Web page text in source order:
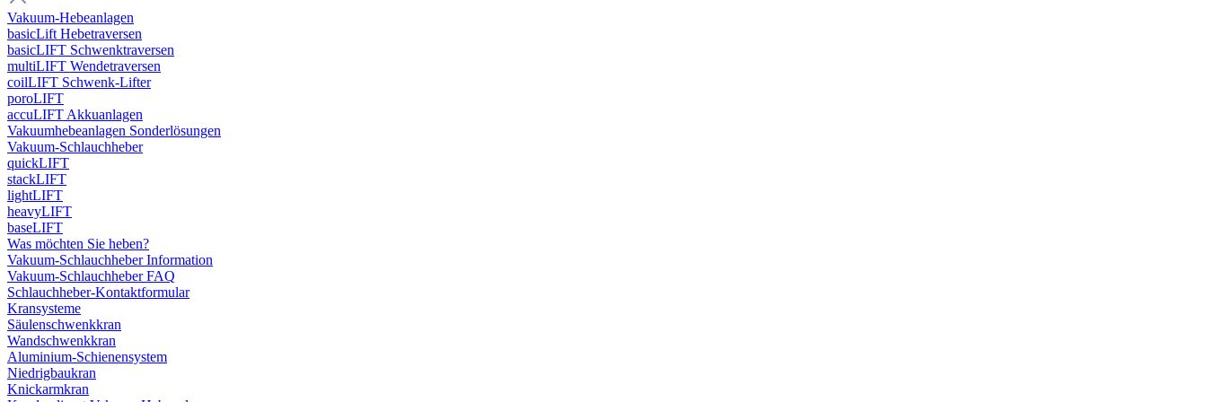
Vakuum-Hebeanlagen
basicLift Hebetraversen
basicLIFT Schwenktraversen
multiLIFT Wendetraversen
coilLIFT Schwenk-Lifter
poroLIFT
accuLIFT Akkuanlagen
Vakuumhebeanlagen Sonderlösungen
Vakuum-Schlauchheber
quickLIFT
stackLIFT
lightLIFT
heavyLIFT
baseLIFT
Was möchten Sie heben?
Vakuum-Schlauchheber Information
Vakuum-Schlauchheber FAQ
Schlauchheber-Kontaktformular
Kransysteme
Säulenschwenkkran
Wandschwenkkran
Aluminium-Schienensystem
Niedrigbaukran
Knickarmkran